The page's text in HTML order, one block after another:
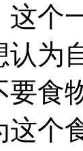
这个
认为
要食
这个